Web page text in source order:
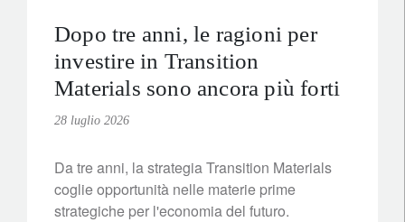
Dopo tre anni, le ragioni per
investire in Transition
Materials sono ancora più forti
28 luglio 2026
Da tre anni, la strategia Transition Materials
coglie opportunità nelle materie prime
strategiche per l'economia del futuro.